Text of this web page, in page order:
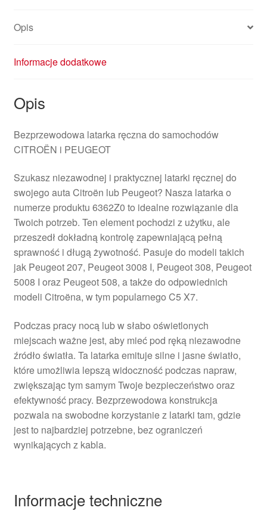
Opis
Informacje dodatkowe
Opis
Bezprzewodowa latarka ręczna do samochodów
CITROËN i PEUGEOT
Szukasz niezawodnej i praktycznej latarki ręcznej do
swojego auta Citroën lub Peugeot? Nasza latarka o
numerze produktu 6362Z0 to idealne rozwiązanie dla
Twoich potrzeb. Ten element pochodzi z użytku, ale
przeszedł dokładną kontrolę zapewniającą pełną
sprawność i długą żywotność. Pasuje do modeli takich
jak Peugeot 207, Peugeot 3008 I, Peugeot 308, Peugeot
5008 I oraz Peugeot 508, a także do odpowiednich
modeli Citroëna, w tym popularnego C5 X7.
Podczas pracy nocą lub w słabo oświetlonych
miejscach ważne jest, aby mieć pod ręką niezawodne
źródło światła. Ta latarka emituje silne i jasne światło,
które umożliwia lepszą widoczność podczas napraw,
zwiększając tym samym Twoje bezpieczeństwo oraz
efektywność pracy. Bezprzewodowa konstrukcja
pozwala na swobodne korzystanie z latarki tam, gdzie
jest to najbardziej potrzebne, bez ograniczeń
wynikających z kabla.
Informacje techniczne